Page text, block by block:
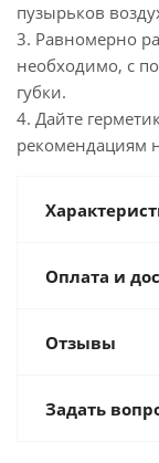
пузырьков
3. Равномерно
необходимо, с
губки.
4. Дайте
рекомендациям
Оплата и
Отзывы
Задать